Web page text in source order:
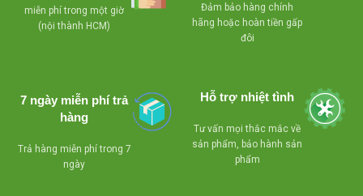
- Có giỏ bên trong
- Khóa an toàn
dể dàng di chuyển mọi
tủ , tiện lợi cho việc
phân loại sản phẩm
- Bánh xe chịu lực
dể dàng di chuyển mọi
hướng
miễn phí trong một giờ
(nội thành HCM)
Đảm bảo hàng chính
hãng hoặc hoàn tiền gấp
đôi
7 ngày miễn phí trả
hàng
Trả hàng miễn phí trong 7
ngày
Hỗ trợ nhiệt tình
Tư vấn mọi thắc mắc về
sản phẩm, bảo hành sản
phẩm